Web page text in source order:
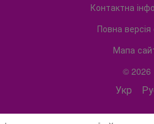
Контактна
Повна версія
Мапа
© 2026
Укр